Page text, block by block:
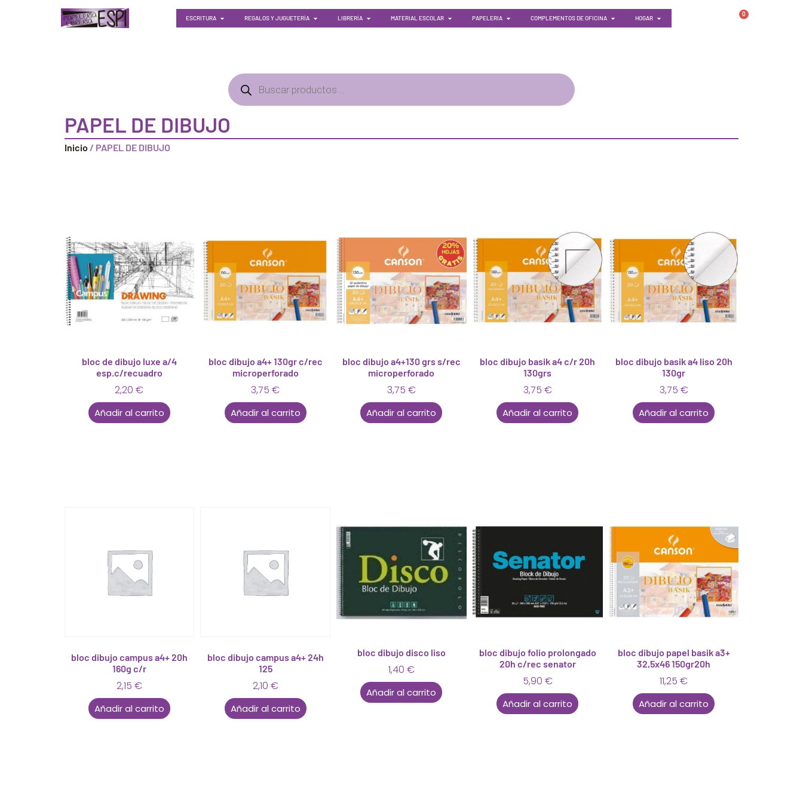
ESCRITURA REGALOS Y JUGUETERÍA LIBRERÍA MATERIAL ESCOLAR PAPELERIA COMPLEMENTOS DE OFICINA HOGAR
0
PAPEL DE DIBUJO
Inicio / PAPEL DE DIBUJO
bloc de dibujo luxe a/4
esp.c/recuadro
2,20€
Añadir al carrito
bloc dibujo a4+ 130gr c/rec
microperforado
3,75€
Añadir al carrito
bloc dibujo a4+130 grs s/rec
microperforado
3,75 €
Añadir al carrito
bloc dibujo basik a4 c/r 20h
130grs
3,75 €
Añadir al carrito
bloc dibujo basik a4 liso 20h
130gr
3,75 €
Añadir al carrito
bloc dibujo campus a4+ 20h
160g c/r
2,15 €
Añadir al carrito
bloc dibujo campus a4+ 24h
125
2,10 €
Añadir al carrito
bloc dibujo disco liso
1,40 €
Añadir al carrito
bloc dibujo folio prolongado
20h c/rec senator
5,90 €
Añadir al carrito
bloc dibujo papel basik a3+
32,5x46 150gr20h
11,25€
Añadir al carrito